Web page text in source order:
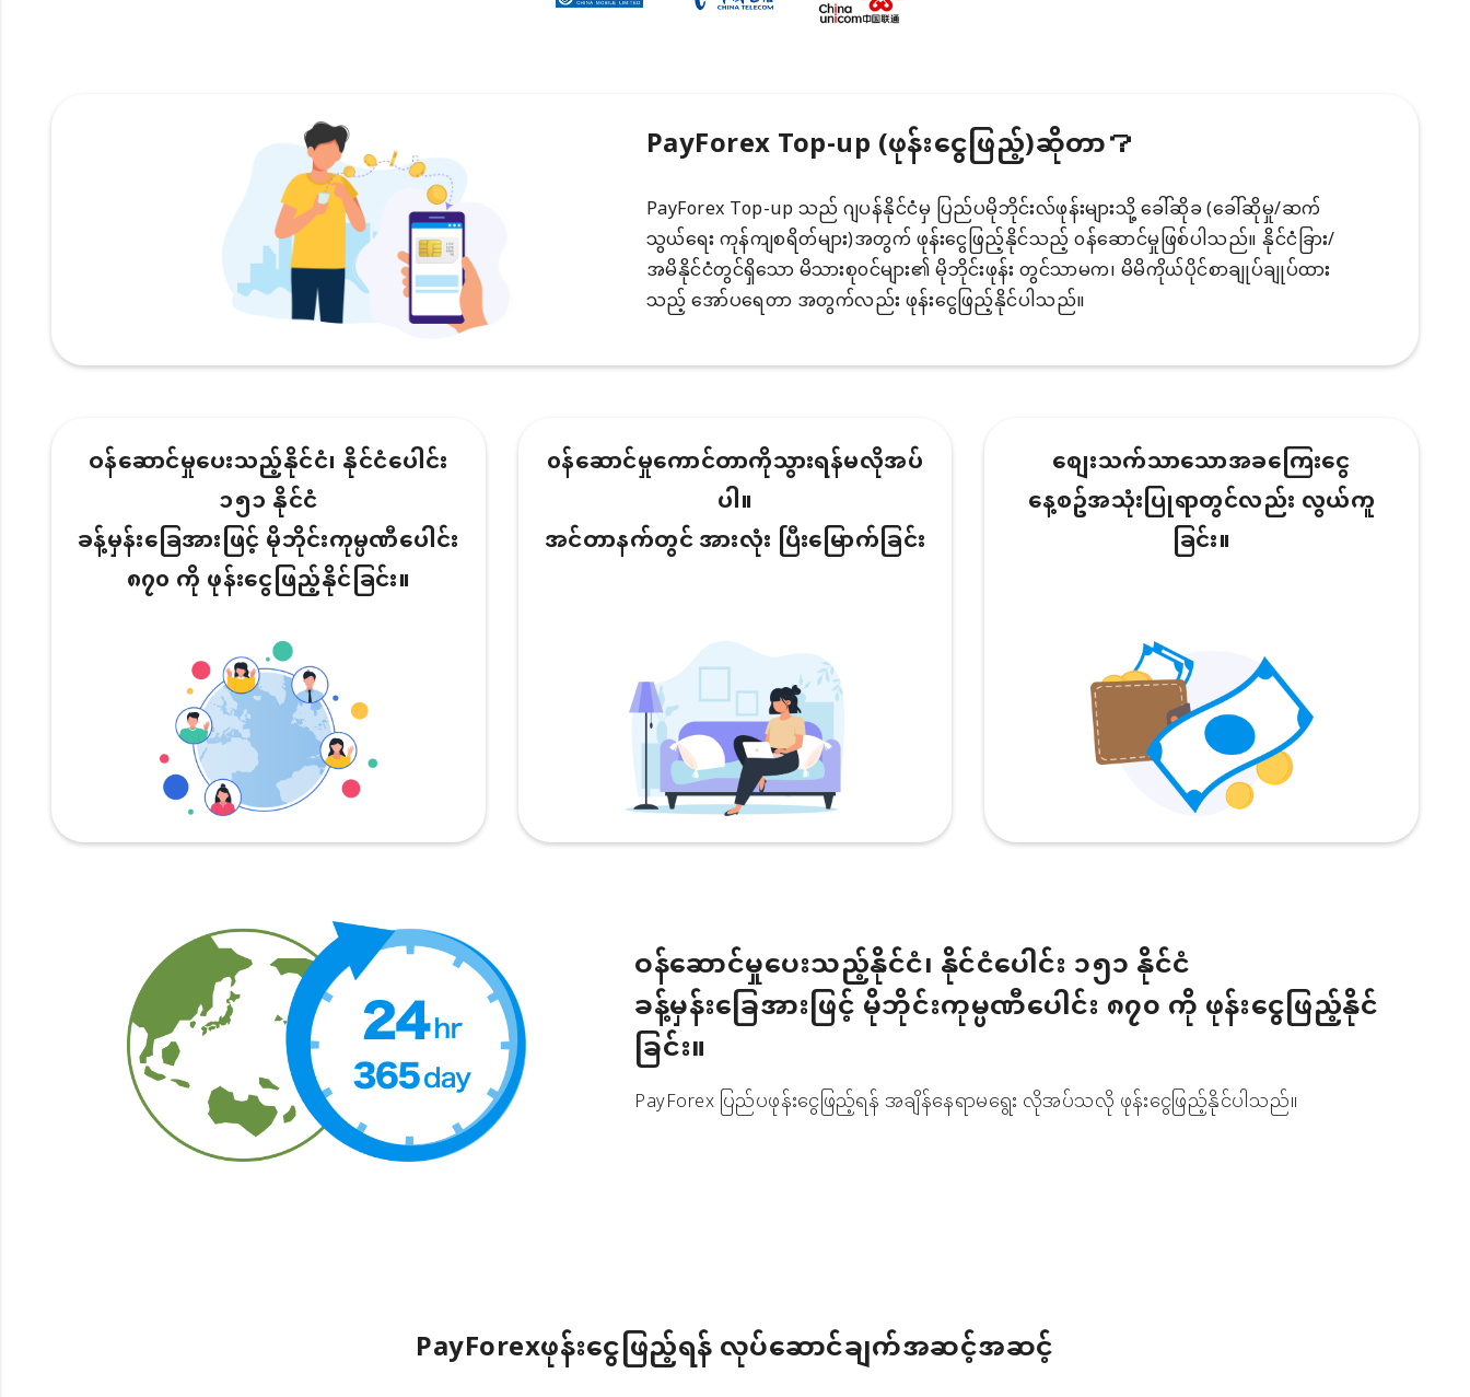
PayForex Top-up (ဖုန်းငွေဖြည့်)ဆိုတာ？
PayForex Top-up သည် ဂျပန်နိုင်ငံမှ ပြည်ပမိုဘိုင်းလ်ဖုန်းများသို့ ခေါ်ဆိုခ (ခေါ်ဆိုမှု/ဆက်
သွယ်ရေး ကုန်ကျစရိတ်များ)အတွက် ဖုန်းငွေဖြည့်နိုင်သည့် ၀န်ဆောင်မှုဖြစ်ပါသည်။ နိုင်ငံခြား/
အမိနိုင်ငံတွင်ရှိသော မိသားစု၀င်များ၏ မိုဘိုင်းဖုန်း တွင်သာမက၊ မိမိကိုယ်ပိုင်စာချုပ်ချုပ်ထား
သည့် အော်ပရေတာ အတွက်လည်း ဖုန်းငွေဖြည့်နိုင်ပါသည်။
ဝန်ဆောင်မှုပေးသည့်နိုင်ငံ၊ နိုင်ငံပေါင်း
၁၅၁ နိုင်ငံ
ခန့်မှန်းခြေအားဖြင့် မိုဘိုင်းကုမ္ပဏီပေါင်း
၈၇၀ ကို ဖုန်းငွေဖြည့်နိုင်ခြင်း။
၀န်ဆောင်မှုကောင်တာကိုသွားရန်မလိုအပ်
ပါ။
အင်တာနက်တွင် အားလုံး ပြီးမြောက်ခြင်း
စျေးသက်သာသောအခကြေးငွေ
နေ့စဥ်အသုံးပြုရာတွင်လည်း လွယ်ကူ
ခြင်း။
ဝန်ဆောင်မှုပေးသည့်နိုင်ငံ၊ နိုင်ငံပေါင်း ၁၅၁ နိုင်ငံ
ခန့်မှန်းခြေအားဖြင့် မိုဘိုင်းကုမ္ပဏီပေါင်း ၈၇၀ ကို ဖုန်းငွေဖြည့်နိုင်
ခြင်း။
PayForex ပြည်ပဖုန်းငွေဖြည့်ရန် အချိန်နေရာမရွေး လိုအပ်သလို ဖုန်းငွေဖြည့်နိုင်ပါသည်။
PayForexဖုန်းငွေဖြည့်ရန် လုပ်ဆောင်ချက်အဆင့်အဆင့်